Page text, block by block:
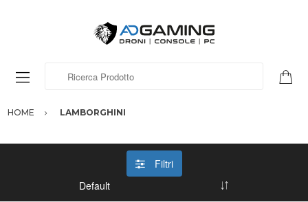
HOME LAMBORGHINI
Filtri